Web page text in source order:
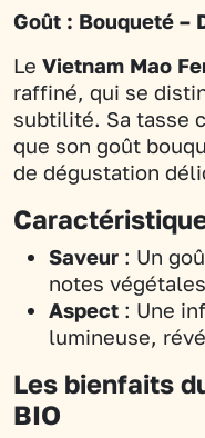
Goût : Bouqueté –
Le Vietnam Mao
raffiné, qui se
subtilité. Sa tasse
que son goût
de dégustation
Saveur : Un
notes
Aspect : Une
lumineuse,
Les bienfaits
BIO